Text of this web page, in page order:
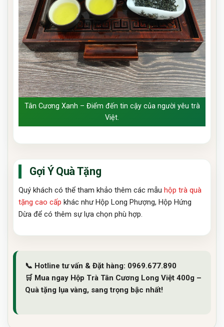
Tân Cương Xanh – Điểm đến tin cậy của người yêu trà
Việt.
Gợi Ý Quà Tặng
Quý khách có thể tham khảo thêm các mẫu hộp trà quà
tặng cao cấp khác như Hộp Long Phượng, Hộp Hứng
Dừa để có thêm sự lựa chọn phù hợp.
📞 Hotline tư vấn & Đặt hàng: 0969.677.890
🛒 Mua ngay Hộp Trà Tân Cương Long Việt 400g –
Quà tặng lụa vàng, sang trọng bậc nhất!